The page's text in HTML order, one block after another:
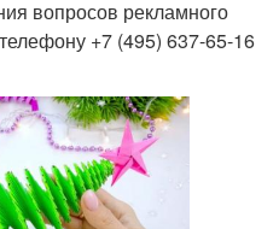
вопросов рекламного
+7 (495) 637-65-16